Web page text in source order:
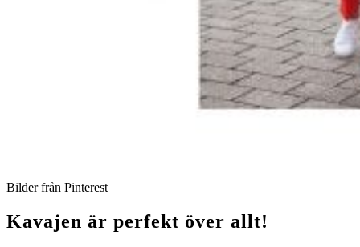
Bilder från Pinterest
Kavajen är perfekt över allt!